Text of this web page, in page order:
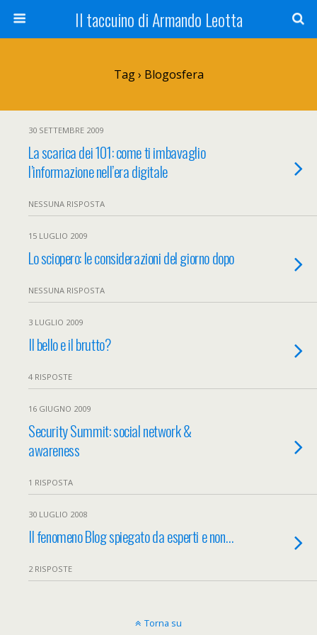
Il taccuino di Armando Leotta
Tag › Blogosfera
30 SETTEMBRE 2009
La scarica dei 101: come ti imbavaglio
l’informazione nell’era digitale
NESSUNA RISPOSTA
15 LUGLIO 2009
Lo sciopero: le considerazioni del giorno dopo
NESSUNA RISPOSTA
3 LUGLIO 2009
Il bello e il brutto?
4 RISPOSTE
16 GIUGNO 2009
Security Summit: social network &
awareness
1 RISPOSTA
30 LUGLIO 2008
Il fenomeno Blog spiegato da esperti e non…
2 RISPOSTE
Torna su